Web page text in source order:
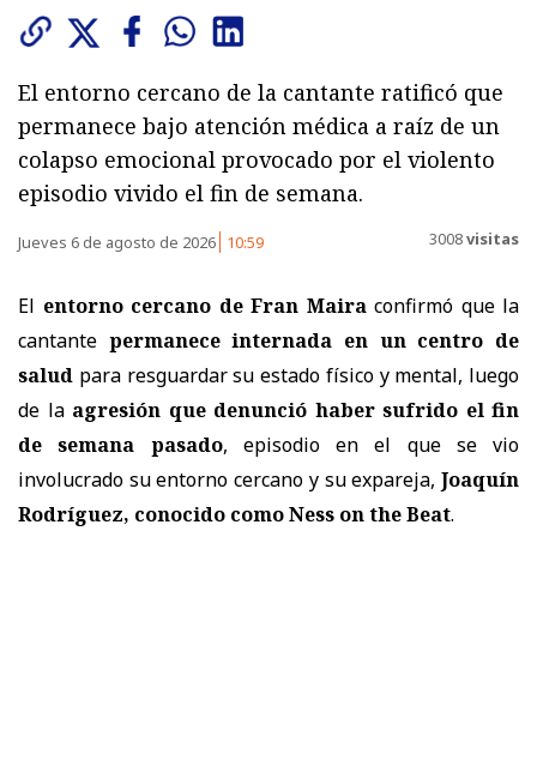
El entorno cercano de la cantante ratificó que
permanece bajo atención médica a raíz de un
colapso emocional provocado por el violento
episodio vivido el fin de semana.
Jueves 6 de agosto de 2026 10:59 3008visitas
El entorno cercano de Fran Mairaconfirmó que la
cantante permanece internada en un centro de
salud para resguardar su estado físico y mental, luego
de la agresión que denunció haber sufrido el fin
de semana pasado, episodio en el que se vio
involucrado su entorno cercano y su expareja, Joaquín
Rodríguez, conocido como Ness on the Beat.